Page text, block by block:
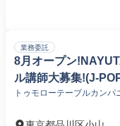
業務委託
8月オープン
ル講師大募集!(J-
方、弾き語りetc)
トゥモローテーブルカンパ